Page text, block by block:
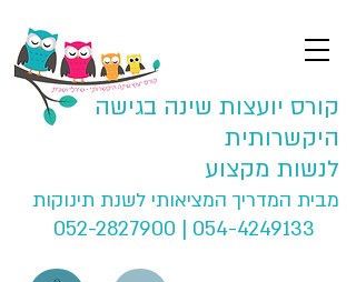
קורס יועצות שינה בגישה
היקשרותית
לנשות מקצוע
מבית המדריך המציאותי לשנת תינוקות
052-2827900 | 054-4249133